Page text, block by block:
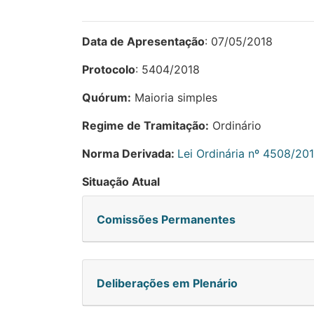
Data de Apresentação: 07/05/2018
Protocolo: 5404/2018
Quórum: Maioria simples
Regime de Tramitação: Ordinário
Norma Derivada: Lei Ordinária nº 4508/
Situação Atual
Comissões Permanentes
Deliberações em Plenário